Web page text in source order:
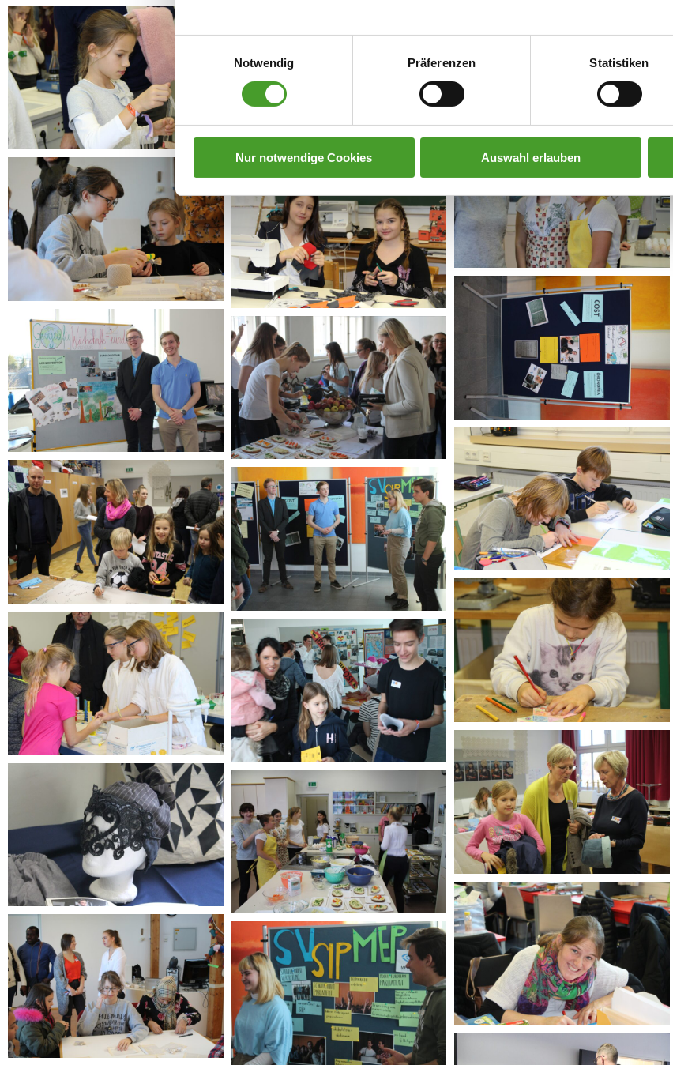
Notwendig
Präferenzen Statistiken
Nur notwendige Cookies Auswahl erlauben